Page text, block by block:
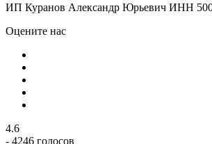
ИП Куранов Александр Юрьевич ИНН
Оцените нас
4.6
- 4246 голосов